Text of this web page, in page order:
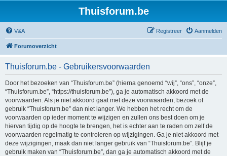
Thuisforum.be
V&A Aanmelden
Registreer
Forumoverzicht
Thuisforum.be - Gebruikersvoorwaarden
Door het bezoeken van “Thuisforum.be” (hierna genoemd “wij”, “ons”, “onze”,
“Thuisforum.be”, “https://thuisforum.be”), ga je automatisch akkoord met de
voorwaarden. Als je niet akkoord gaat met deze voorwaarden, bezoek of
gebruik “Thuisforum.be” dan niet langer. We hebben het recht om de
voorwaarden op ieder moment te wijzigen en zullen ons best doen om je
hiervan tijdig op de hoogte te brengen, het is echter aan te raden om zelf de
voorwaarden regelmatig te controleren op wijzigingen. Ga je niet akkoord met
deze wijzigingen, maak dan niet langer gebruik van “Thuisforum.be”. Blijf je
gebruik maken van “Thuisforum.be”, dan ga je automatisch akkoord met de